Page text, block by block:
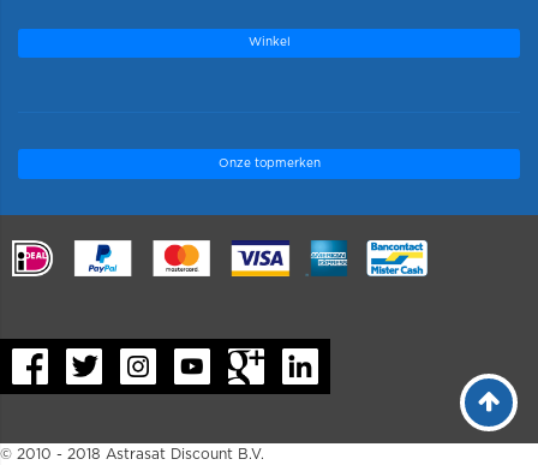
Winkel
Onze topmerken
.
© 2010 - 2018 Astrasat Discount B.V.